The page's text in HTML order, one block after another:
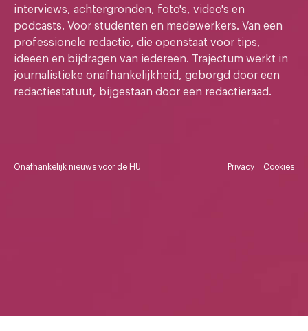
interviews, achtergronden, foto's, video's en
podcasts. Voor studenten en medewerkers. Van een
professionele redactie, die openstaat voor tips,
ideeen en bijdragen van iedereen. Trajectum werkt in
journalistieke onafhankelijkheid, geborgd door een
redactiestatuut, bijgestaan door een redactieraad.
Onafhankelijk nieuws voor de HU Privacy Cookies